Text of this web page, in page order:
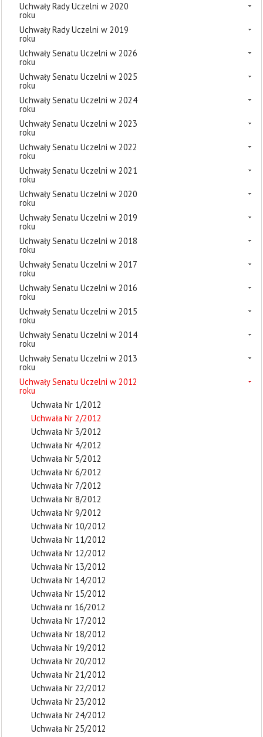
Uchwały Rady Uczelni w 2020
roku
Uchwały Rady Uczelni w 2019
roku
Uchwały Senatu Uczelni w 2026
roku
Uchwały Senatu Uczelni w 2025
roku
Uchwały Senatu Uczelni w 2024
roku
Uchwały Senatu Uczelni w 2023
roku
Uchwały Senatu Uczelni w 2022
roku
Uchwały Senatu Uczelni w 2021
roku
Uchwały Senatu Uczelni w 2020
roku
Uchwały Senatu Uczelni w 2019
roku
Uchwały Senatu Uczelni w 2018
roku
Uchwały Senatu Uczelni w 2017
roku
Uchwały Senatu Uczelni w 2016
roku
Uchwały Senatu Uczelni w 2015
roku
Uchwały Senatu Uczelni w 2014
roku
Uchwały Senatu Uczelni w 2013
roku
Uchwały Senatu Uczelni w 2012
roku
Uchwała Nr 1/2012
Uchwała Nr 2/2012
Uchwała Nr 3/2012
Uchwała Nr 4/2012
Uchwała Nr 5/2012
Uchwała Nr 6/2012
Uchwała Nr 7/2012
Uchwała Nr 8/2012
Uchwała Nr 9/2012
Uchwała Nr 10/2012
Uchwała Nr 11/2012
Uchwała Nr 12/2012
Uchwała Nr 13/2012
Uchwała Nr 14/2012
Uchwała Nr 15/2012
Uchwała nr 16/2012
Uchwała Nr 17/2012
Uchwała Nr 18/2012
Uchwała Nr 19/2012
Uchwała Nr 20/2012
Uchwała Nr 21/2012
Uchwała Nr 22/2012
Uchwała Nr 23/2012
Uchwała Nr 24/2012
Uchwała Nr 25/2012